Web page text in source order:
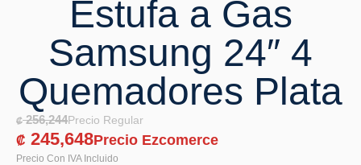
Estufa a Gas
Samsung 24″ 4
Quemadores Plata
₡256,244
₡ 245,648